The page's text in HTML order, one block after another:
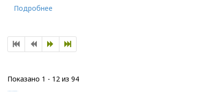
Подробнее
Показано 1 - 12 из 94